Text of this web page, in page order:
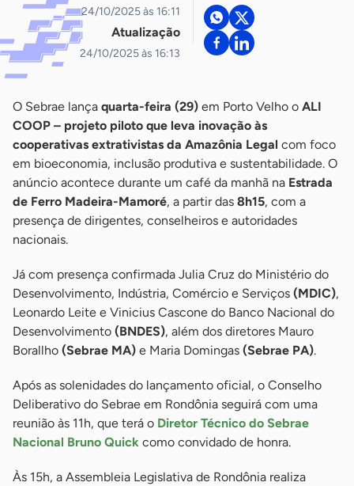
24/10/2025 às 16:11
Atualização
24/10/2025 às 16:13
O Sebrae lança quarta-feira (29) em Porto Velho o ALI
COOP – projeto piloto que leva inovação às
cooperativas extrativistas da Amazônia Legal com foco
em bioeconomia, inclusão produtiva e sustentabilidade. O
anúncio acontece durante um café da manhã na Estrada
de Ferro Madeira-Mamoré, a partir das 8h15, com a
presença de dirigentes, conselheiros e autoridades
nacionais.
Já com presença confirmada Julia Cruz do Ministério do
Desenvolvimento, Indústria, Comércio e Serviços (MDIC),
Leonardo Leite e Vinicius Cascone do Banco Nacional do
Desenvolvimento (BNDES), além dos diretores Mauro
Borallho (Sebrae MA) e Maria Domingas (Sebrae PA).
Após as solenidades do lançamento oficial, o Conselho
Deliberativo do Sebrae em Rondônia seguirá com uma
reunião às 11h, que terá o Diretor Técnico do Sebrae
Nacional Bruno Quick como convidado de honra.
Às 15h, a Assembleia Legislativa de Rondônia realiza